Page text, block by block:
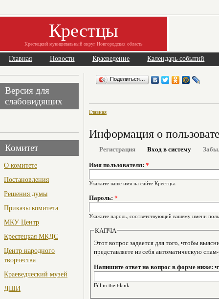
Крестцы
Крестецкий муниципальный округ Новгородская область
Главная Новости Краеведение Календарь событий
Версия для
слабовидящих
Комитет
О комитете
Постановления
Решения думы
Приказы комитета
МКУ Центр
Крестецкая МКДС
Центр народного
творчества
Краеведческий музей
ДШИ
Поделиться…
Главная
Информация о
Регистрация Вход в систему
Имя пользователя: *
Укажите ваше имя на сайте Крестцы.
Пароль: *
Укажите пароль, соответствующий вашему имени
КАПЧА
Этот вопрос задается для того, чтобы выяснить,
представляете из себя автоматическую
Напишите ответ на вопрос в форме ниже:
Fill in the blank